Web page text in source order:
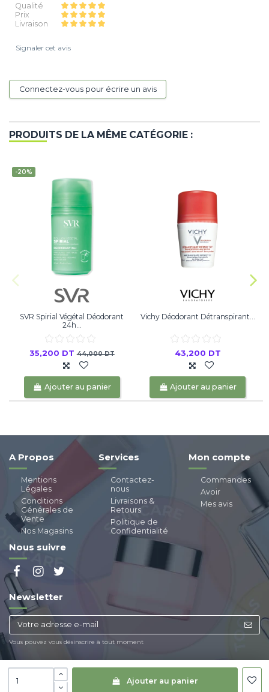
Ajouter au panier
Qualité
Prix
Livraison
Signaler cet avis
Connectez-vous pour écrire un avis
PRODUITS DE LA MÊME CATÉGORIE :
-20%
SVR Spirial Végétal Déodorant
24h...
35,200 DT44,000 DT
Ajouter au panier
Vichy Déodorant Détranspirant...
43,200 DT
Ajouter au panier
A Propos
Mentions
Légales
Conditions
Générales de
Vente
Nos Magasins
Services
Contactez-
nous
Livraisons &
Retours
Politique de
Confidentialité
Mon compte
Commandes
Avoir
Mes avis
Nous suivre
Newsletter
Vous pouvez vous désinscrire à tout moment